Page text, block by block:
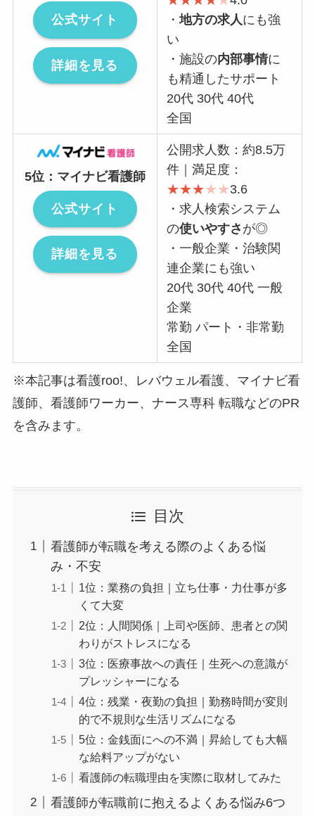
公式サイト
詳細を見る
・地方の求人にも強
い
・施設の内部事情に
も精通したサポート
20代 30代 40代
全国
5位：マイナビ看護師
公式サイト
詳細を見る
公開求人数：約8.5万
件｜満足度：
★★★★ ★3.6
・求人検索システム
の使いやすさ が◎
・一般企業・治験関
連企業にも強い
20代 30代 40代 一般
企業
常勤 パート・非常勤
全国
※本記事は看護roo!、レバウェル看護、マイナビ看
護師、看護師ワーカー、ナース専科 転職などのPR
を含みます。
目次
看護師が転職を考える際のよくある悩
み・不安
1位：業務の負担｜立ち仕事・力仕事が多
くて大変
2位：人間関係｜上司や医師、患者との関
わりがストレスになる
3位：医療事故への責任｜生死への意識が
プレッシャーになる
4位：残業・夜勤の負担｜勤務時間が変則
的で不規則な生活リズムになる
5位：金銭面にへの不満｜昇給しても大幅
な給料アップがない
看護師の転職理由を実際に取材してみた
看護師が転職前に抱えるよくある悩み6つ